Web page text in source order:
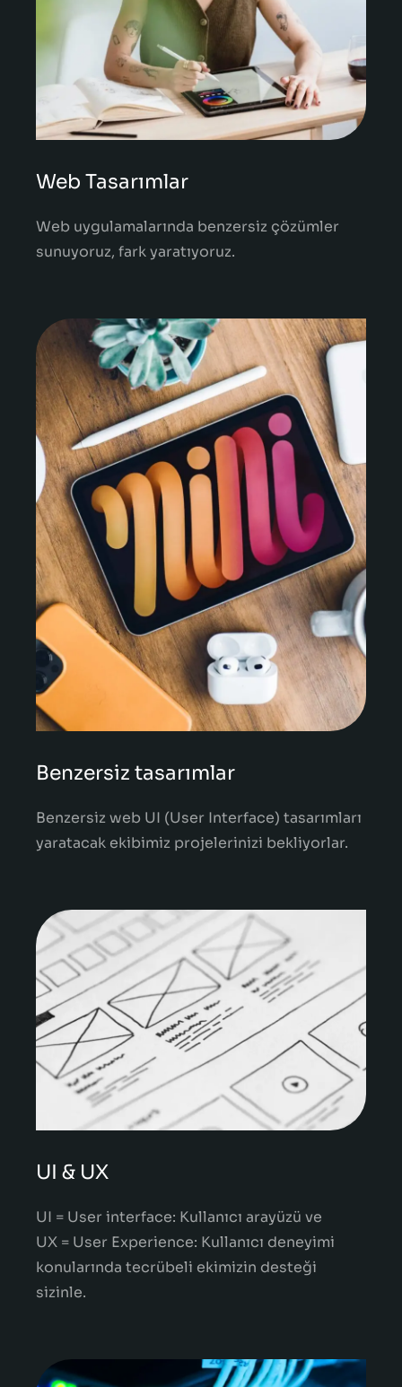
Web Tasarımlar
Web uygulamalarında benzersiz çözümler
sunuyoruz, fark yaratıyoruz.
Benzersiz tasarımlar
Benzersiz web UI (User Interface) tasarımları
yaratacak ekibimiz projelerinizi bekliyorlar.
UI & UX
UI = User interface: Kullanıcı arayüzü ve
UX = User Experience: Kullanıcı deneyimi
konularında tecrübeli ekimizin desteği
sizinle.